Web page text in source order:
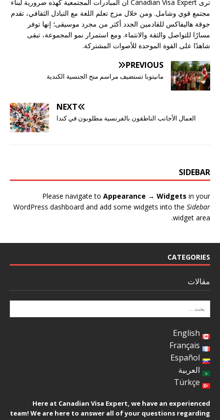
ترى Canadian Visa Expert أن المبادرات المجتمعية كهذه ضرورية لبناء
مجتمع قوي وشامل. ومن خلال مزج تعلم اللغة مع التبادل الثقافي، تقدم
جوقة هاليفاكس للقادمين الجدد أكثر من مجرد موسيقى؛ إنها توفر
مسارًا للتواصل والثقة والانتماء. ومع استمرار نمو المجموعة، تبقى
شاهدًا على القوة الموحدة للأصوات المشتركة.
PREVIOUS
مانيتوبا تستضيف مراسم منح الجنسية الكندية
NEXT
العمال الأجانب الناطقون بالفرنسية مطلوبون في كندا
SIDEBAR
Please navigate to Appearance → Widgets in your
WordPress dashboard and add some widgets into the Sidebar
widget area.
CATEGORIES
مقالات
English
Français
Español
العربية
Türkçe
Here at Canadian Visa Expert, we have an experienced
team! We are here to answer all of your questions regarding